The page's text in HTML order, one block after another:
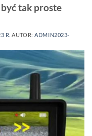
tak proste
R. AUTOR:ADMIN2023-